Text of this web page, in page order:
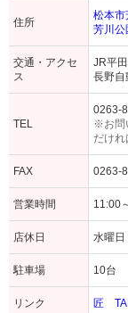
住所
松本市
芳川公
交通・アクセ
ス
JR平
長野自
TEL
0263-
※お問
だけれ
FAX 0263-
営業時間 11:00
店休日 水曜日
駐車場 10台
リンク 匠